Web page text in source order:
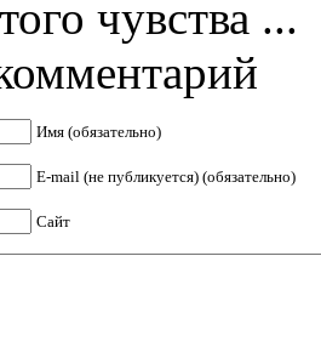
чувства ...
Имя (обязательно)
E-mail (не публикуется) (обязательно)
Сайт